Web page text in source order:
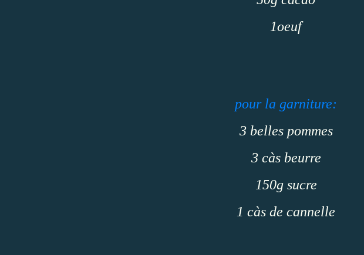
1oeuf
pour la garniture:
3 belles pommes
3 càs beurre
150g sucre
1 càs de cannelle